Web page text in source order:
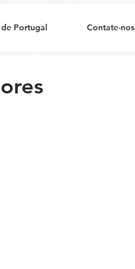
Portugal Contate-nos